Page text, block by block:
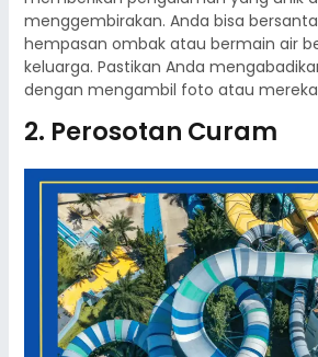
menggembirakan. Anda bisa
hempasan ombak atau bermain air
keluarga. Pastikan Anda
dengan mengambil foto atau
2. Perosotan Curam